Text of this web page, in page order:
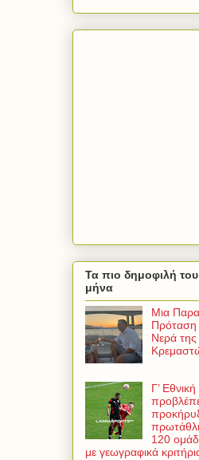
Τα πιο δημοφιλή του
μήνα
Μια
Πρόταση
Νερά της
Γ’
120
με γεωγραφικά